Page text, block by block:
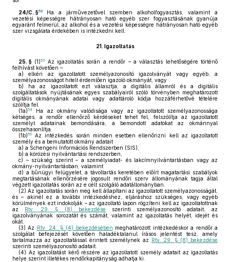
24/C. §52
Ha a járművezetővel szemben alkoholfogyasztás, valamint a
vezetési képességre hátrányosan ható egyéb szer fogyasztásának gyanúja
egyaránt felmerül, az alkohol és a vezetési képességre hátrányosan ható egyéb
szer vizsgálata érdekében is intézkedni kell.
21. Igazoltatás
25. § (1)53
Az igazoltatás során a rendőr – a választás lehetőségére történő
felhívást követően –
a) elkéri az igazoltatott személyazonosító igazolványát vagy egyéb, a
személyazonosságot hitelt érdemlően igazoló okmányát, vagy
b) ha az igazoltatott ezt választja, a digitális államról és a digitális
szolgáltatások nyújtásának egyes szabályairól szóló törvényben meghatározott
digitális okmányának adatai vagy adattároló kódja hozzáférhetővé tételére
szólítja fel.
(1a)54
Ha az okmány valódisága vagy az igazoltatott személyazonossága
kétséges, a rendőr ellenőrző kérdéseket tehet fel, felszólítja az igazoltatott
személyt adatainak bemondására, a bemondott adatokat az okmánnyal
összehasonlítja.
(1b)55
Az intézkedés során minden esetben ellenőrizni kell az igazoltatott
személy és a bemutatott okmány adatait
a) a Schengeni Információs Rendszerben (SIS),
b) a körözési nyilvántartási rendszerben,
c) – szükség szerint – a személyiadat- és lakcímnyilvántartásban vagy az
okmány-nyilvántartásban, valamint
d) a bűnügyi felügyelet, a távoltartás keretében előírt magatartási szabályok
megtartásának ellenőrzésére jogosult rendőri szerv állományának tagja által
végzett igazoltatás során az e célt szolgáló adatállományban.
(2) Az igazoltatás során meg kell állapítani az igazoltatott személyazonosságát,
és – akinél ez a további intézkedéshez, eljáráshoz szükséges, vagy egyéb
körülmények ezt indokolják – az igazoltató lapon rögzíteni kell az igazoltatottnak
az
Rtv. 29. § (8) bekezdése szerinti személyazonosító adatait, az
igazolványának sorozatát és számát, valamint az igazoltatás helyét, idejét és
okát.
(3) Az Rtv. 24. § (4) bekezdésében meghatározott intézkedéskor a rendőr a
szolgálat befejezését követően haladéktalanul írásos jelentést tesz, amely
tartalmazza az igazoltatással érintett személynek az Rtv. 29. § (8) bekezdése
szerinti személyazonosító adatait.
(4) Az igazoltatást kérő részére az igazoltatott személy adatait az igazoltatás
helye szerint illetékes rendőrkapitányság adhatja ki.